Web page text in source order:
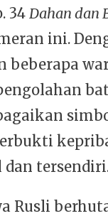
34 Dahan dan
ini.
Rusli